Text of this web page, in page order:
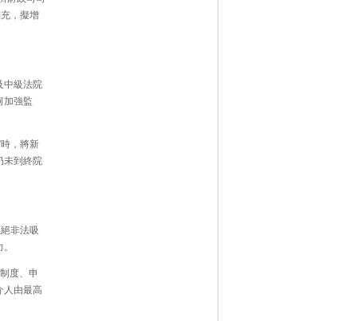
，擬增
中級法院
加強監
，將新
未到終院
非法吸
度、申
人由最高